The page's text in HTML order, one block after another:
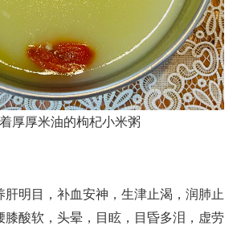
厚厚米油的枸杞小米粥
肝明目，补血安神，生津止渴，润肺止
膝酸软，头晕，目眩，目昏多泪，虚劳